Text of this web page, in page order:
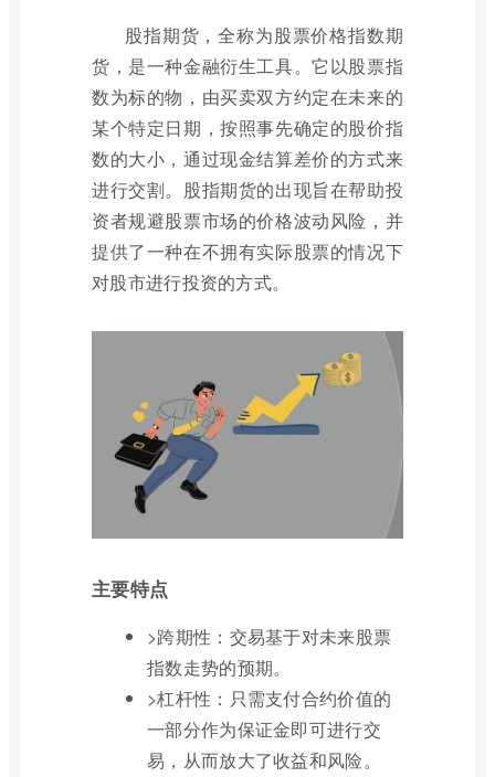
股指期货，全称为股票价格指数期
货，是一种金融衍生工具。它以股票指
数为标的物，由买卖双方约定在未来的
某个特定日期，按照事先确定的股价指
数的大小，通过现金结算差价的方式来
进行交割。股指期货的出现旨在帮助投
资者规避股票市场的价格波动风险，并
提供了一种在不拥有实际股票的情况下
对股市进行投资的方式。
主要特点
>跨期性：交易基于对未来股票
指数走势的预期。
>杠杆性：只需支付合约价值的
一部分作为保证金即可进行交
易，从而放大了收益和风险。